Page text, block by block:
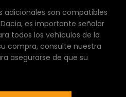
adicionales son compatibles
es importante señalar
todos los vehículos de la
compra, consulte nuestra
asegurarse de que su